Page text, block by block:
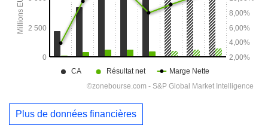
Plus de données financières